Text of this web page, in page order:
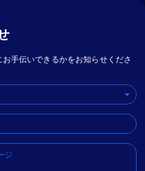
手伝いできるかをお知らせくださ